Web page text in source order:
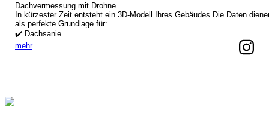
Dachvermessung mit Drohne
In kürzester Zeit entsteht ein 3D-Modell Ihres Gebäudes.Die Daten
als perfekte Grundlage für:
✔️ Dachsanie...
mehr